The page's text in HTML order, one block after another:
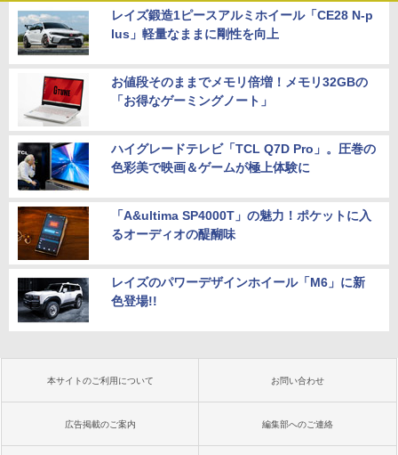
レイズ鍛造1ピースアルミホイール「CE28 N-p
lus」軽量なままに剛性を向上
お値段そのままでメモリ倍増！メモリ32GBの
「お得なゲーミングノート」
ハイグレードテレビ「TCL Q7D Pro」。圧巻の
色彩美で映画＆ゲームが極上体験に
「A&ultima SP4000T」の魅力！ポケットに入
るオーディオの醍醐味
レイズのパワーデザインホイール「M6」に新
色登場!!
本サイトのご利用について お問い合わせ
広告掲載のご案内 編集部へのご連絡